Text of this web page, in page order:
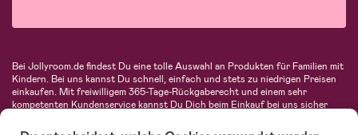
Bei Jollyroom.de findest Du eine tolle Auswahl an Produkten für Familien mit
Kindern. Bei uns kannst Du schnell, einfach und stets zu niedrigen Preisen
einkaufen. Mit freiwilligem 365-Tage-Rückgaberecht und einem sehr
kompetenten Kundenservice kannst Du Dich beim Einkauf bei uns sicher
Autositze, Kinder- und Babymode, Produkte für Mütter und eine Menge